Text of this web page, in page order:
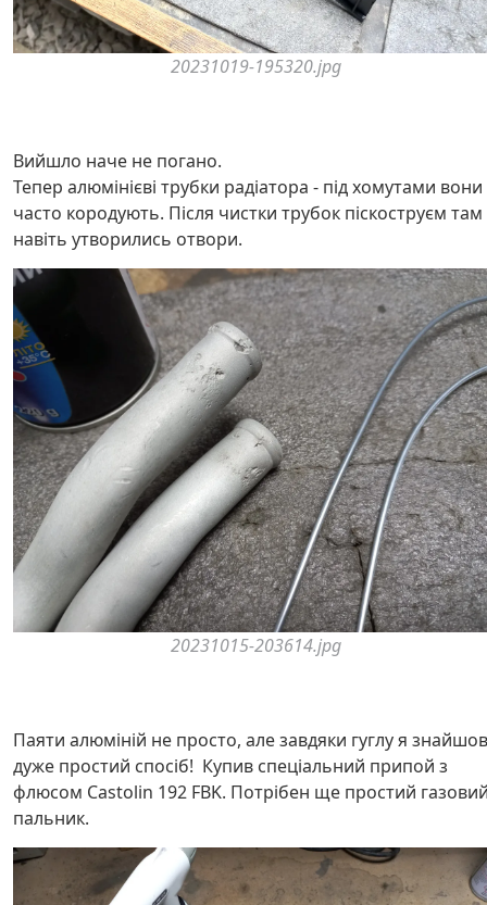
20231019-195320.jpg
Вийшло наче не погано.
Тепер алюмінієві трубки радіатора - під хомутами вони
часто кородують. Після чистки трубок піскоструєм там
навіть утворились отвори.
20231015-203614.jpg
Паяти алюміній не просто, але завдяки гуглу я знайшов
дуже простий спосіб! Купив спеціальний припой з
флюсом Castolin 192 FBK. Потрібен ще простий
пальник.